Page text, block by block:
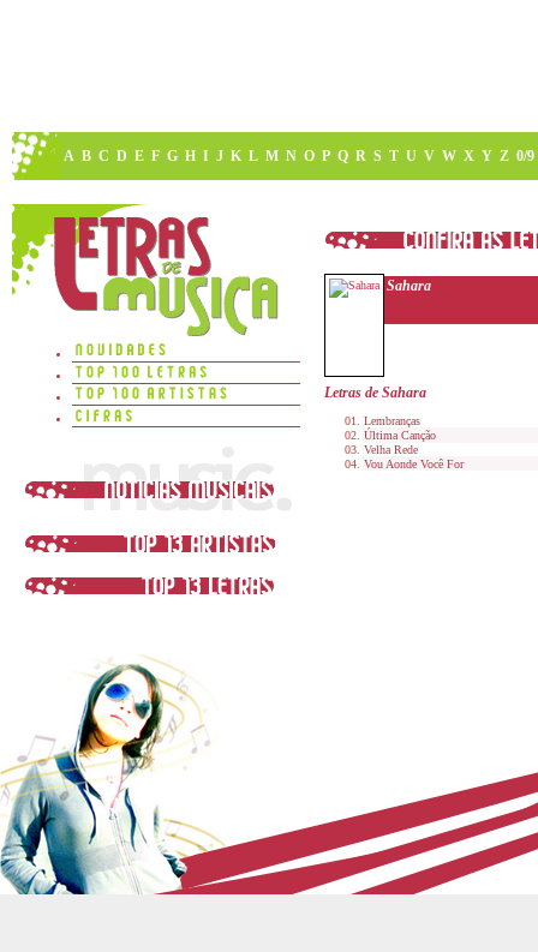
A B C D E F G H I J K L M N O P Q R S T U V W X Y Z 0/9
Sahara
Letras de Sahara
Lembranças
Última Canção
Velha Rede
Vou Aonde Você For